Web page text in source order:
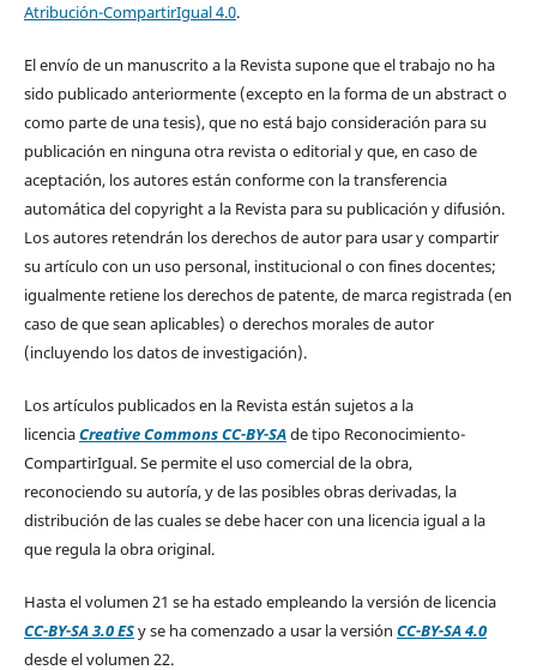
Atribución-CompartirIgual 4.0.
El envío de un manuscrito a la Revista supone que el trabajo no ha
sido publicado anteriormente (excepto en la forma de un abstract o
como parte de una tesis), que no está bajo consideración para su
publicación en ninguna otra revista o editorial y que, en caso de
aceptación, los autores están conforme con la transferencia
automática del copyright a la Revista para su publicación y difusión.
Los autores retendrán los derechos de autor para usar y compartir
su artículo con un uso personal, institucional o con fines docentes;
igualmente retiene los derechos de patente, de marca registrada (en
caso de que sean aplicables) o derechos morales de autor
(incluyendo los datos de investigación).
Los artículos publicados en la Revista están sujetos a la
licenciaCreative Commons CC-BY-SAde tipo Reconocimiento-
CompartirIgual. Se permite el uso comercial de la obra,
reconociendo su autoría, y de las posibles obras derivadas, la
distribución de las cuales se debe hacer con una licencia igual a la
que regula la obra original.
Hasta el volumen 21 se ha estado empleando la versión de licencia
CC-BY-SA 3.0 ESy se ha comenzado a usar la versión CC-BY-SA 4.0
desde el volumen 22.